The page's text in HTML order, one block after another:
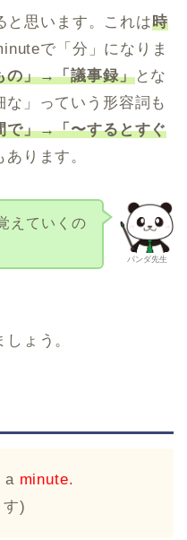
と思います。これは時
で「分」になりま
の」→「議事録」とな
な」っていう形容詞も
で」→「〜するとすぐ
ります。
パンダ先生
えていくの
ょう。
a minute.
)